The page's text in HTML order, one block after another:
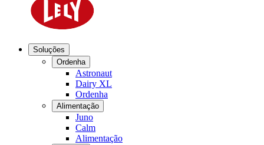
Soluções
Ordenha
Astronaut
Dairy XL
Ordenha
Alimentação
Juno
Calm
Alimentação